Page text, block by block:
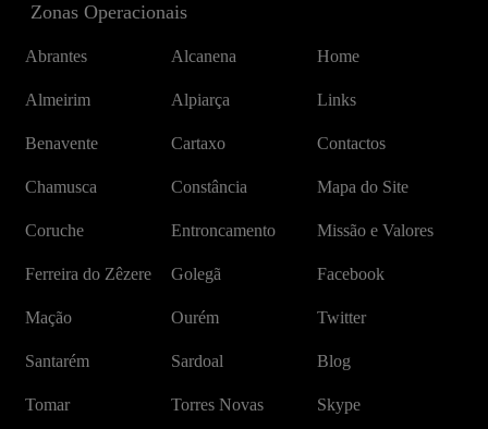
Zonas Operacionais
Abrantes Alcanena Home
Almeirim Alpiarça Links
Benavente Cartaxo Contactos
Chamusca Constância Mapa do Site
Coruche Entroncamento Missão e Valores
Ferreira do Zêzere Golegã Facebook
Mação Ourém Twitter
Santarém Sardoal Blog
Tomar Torres Novas Skype